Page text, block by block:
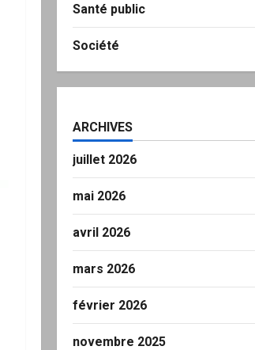
Santé public
Société
ARCHIVES
juillet 2026
mai 2026
avril 2026
mars 2026
février 2026
novembre 2025